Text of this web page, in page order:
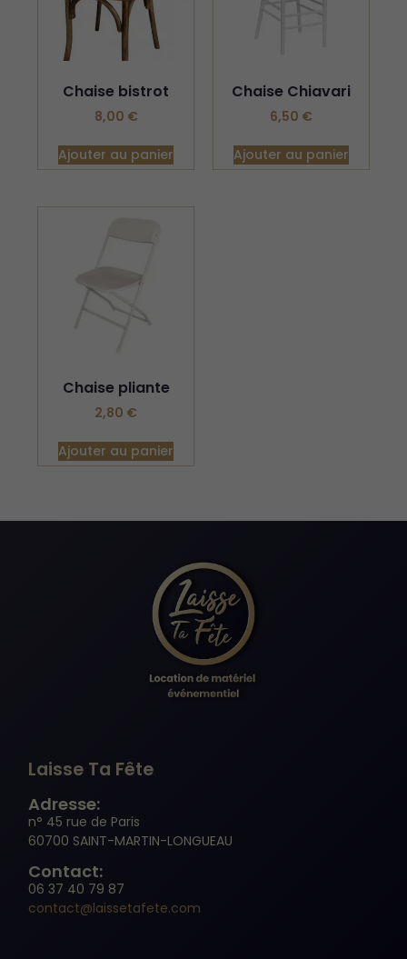
Chaise bistrot
8,00 €
Ajouter au panier
Chaise Chiavari
6,50 €
Ajouter au panier
Chaise pliante
2,80 €
Ajouter au panier
Laisse Ta Fête
Adresse:
n° 45 rue de Paris
60700 SAINT-MARTIN-LONGUEAU
Contact:
06 37 40 79 87
contact@laissetafete.com